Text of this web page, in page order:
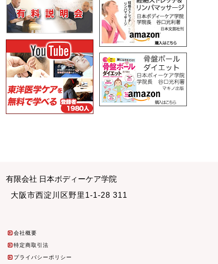
有限会社 日本ボディーケア学院
大阪市西淀川区野里1-1-28 311
会社概要
特定商取引法
プライバシーポリシー